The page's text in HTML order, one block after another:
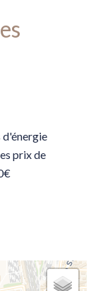
d'énergie
prix de